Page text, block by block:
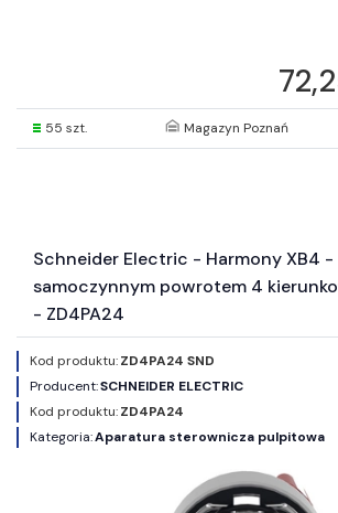
55 szt. Magazyn Poznań
Schneider Electric - Harmony XB4
samoczynnym powrotem 4
- ZD4PA24
Kod produktu:ZD4PA24 SND
Producent:SCHNEIDER ELECTRIC
Kod produktu:ZD4PA24
Kategoria:Aparatura sterownicza pulpitowa